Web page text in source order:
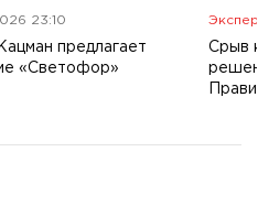
23:10
предлагает
«Светофор»
Срыв